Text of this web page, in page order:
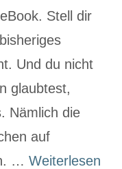
Stell dir
Und du nicht
glaubtest,
Nämlich die
auf
… Weiterlesen